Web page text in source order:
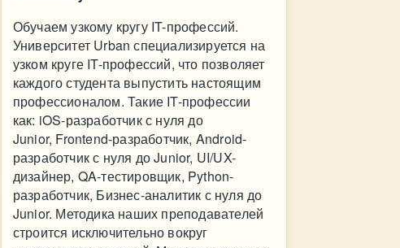
Обучаем узкому кругу IT-профессий.
Университет Urban специализируется на
узком круге IT-профессий, что позволяет
каждого студента выпустить настоящим
профессионалом. Такие IT-профессии
как: iOS-разработчик с нуля до
Junior, Frontend-разработчик, Android-
разработчик с нуля до Junior, UI/UX-
дизайнер, QA-тестировщик, Python-
разработчик, Бизнес-аналитик с нуля до
Junior. Методика наших преподавателей
строится исключительно вокруг